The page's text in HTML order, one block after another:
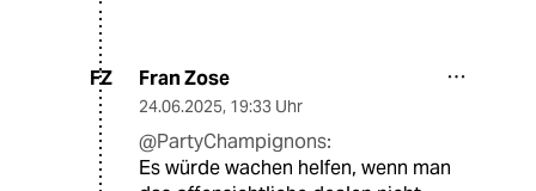
FZ Fran Zose
24.06.2025, 19:33 Uhr
@PartyChampignons:
Es würde wachen helfen, wenn man